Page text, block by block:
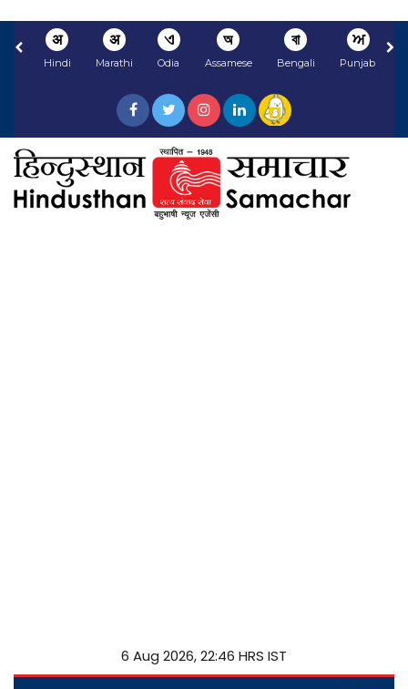
अ
Hindi
अ
Marathi
ଏ
Odia
অ
Assamese
বা
Bengali
ਅ
Punjabi
6 Aug 2026, 22:46 HRS IST